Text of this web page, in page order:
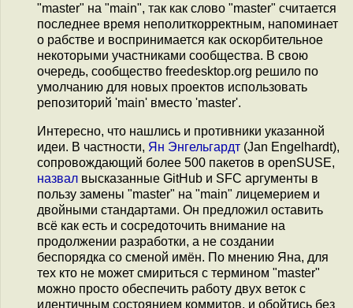
"master" на "main", так как слово "master" считается
последнее время неполиткорректным, напоминает
о рабстве и воспринимается как оскорбительное
некоторыми участниками сообщества. В свою
очередь, сообщество freedesktop.org решило по
умолчанию для новых проектов использовать
репозиторий 'main' вместо 'master'.
Интересно, что нашлись и противники указанной
идеи. В частности, Ян Энгельгардт (Jan Engelhardt),
сопровождающий более 500 пакетов в openSUSE,
назвал высказанные GitHub и SFC аргументы в
пользу замены "master" на "main" лицемерием и
двойными стандартами. Он предложил оставить
всё как есть и сосредоточить внимание на
продолжении разработки, а не создании
беспорядка со сменой имён. По мнению Яна, для
тех кто не может смириться с термином "master"
можно просто обеспечить работу двух веток с
идентичным состоянием коммитов, и обойтись без